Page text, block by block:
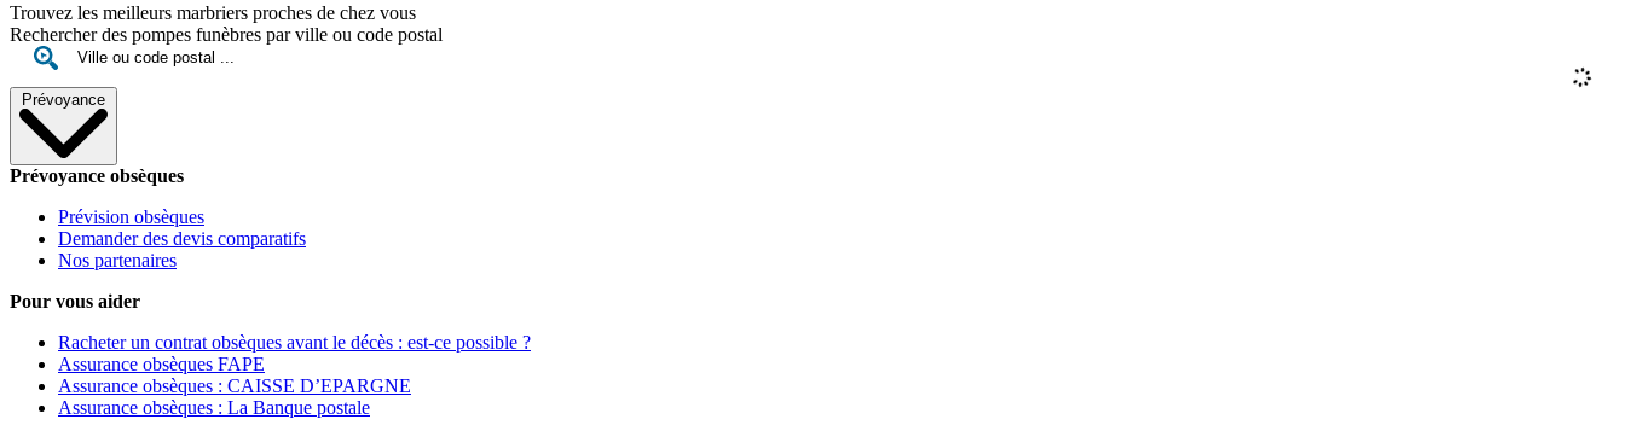
Trouvez les meilleurs marbriers proches de chez vous
Rechercher des pompes funèbres par ville ou code postal
Prévoyance
Prévoyance obsèques
Prévision obsèques
Demander des devis comparatifs
Nos partenaires
Pour vous aider
Racheter un contrat obsèques avant le décès : est-ce possible ?
Assurance obsèques FAPE
Assurance obsèques : CAISSE D’EPARGNE
Assurance obsèques : La Banque postale